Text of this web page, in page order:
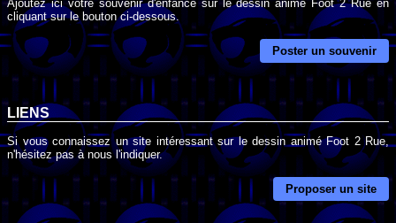
Ajoutez ici votre souvenir d'enfance sur le dessin animé Foot 2 Rue en
cliquant sur le bouton ci-dessous.
Poster un souvenir
LIENS
Si vous connaissez un site intéressant sur le dessin animé Foot 2 Rue,
n'hésitez pas à nous l'indiquer.
Proposer un site